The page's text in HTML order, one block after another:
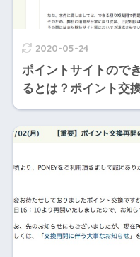
2020-05-24
ポイントサイトので
るとは？ポイント交